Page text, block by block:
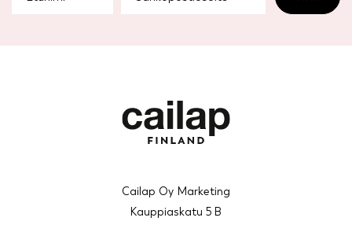
Cailap Oy Marketing
Kauppiaskatu 5 B